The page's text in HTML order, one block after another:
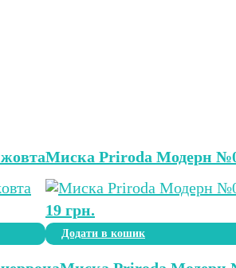
Миска Priroda Модерн №0
19 грн.
Додати в кошик